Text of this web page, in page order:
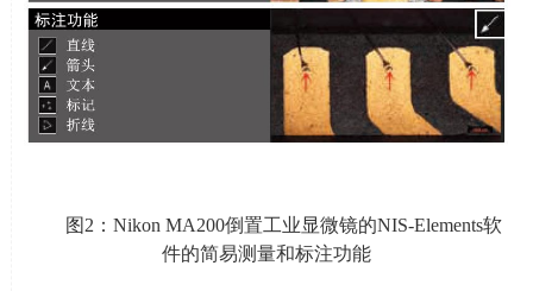
图 2 ： Nikon MA200倒置工业显微镜的NIS-Elements软
件的简易测量和标注功能